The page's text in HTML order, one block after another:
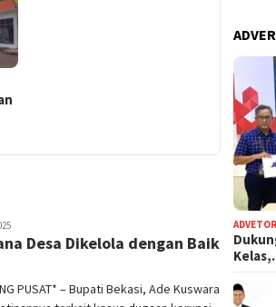
Desa Dikelola dengan Baik
PUSAT* – Bupati Bekasi, Ade Kuswara